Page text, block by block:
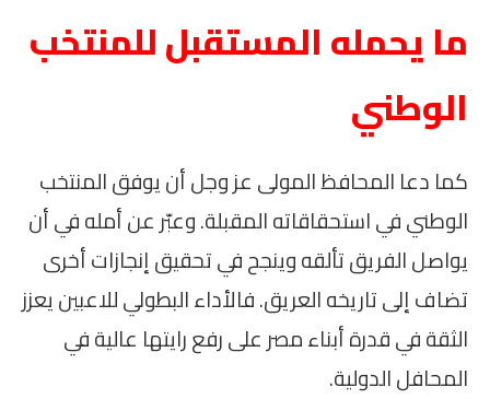
ما يحمله المستقبل للمنتخب
الوطني
كما دعا المحافظ المولى عز وجل أن يوفق المنتخب
الوطني في استحقاقاته المقبلة. وعبّر عن أمله في أن
يواصل الفريق تألقه وينجح في تحقيق إنجازات أخرى
تضاف إلى تاريخه العريق. فالأداء البطولي للاعبين يعزز
الثقة في قدرة أبناء مصر على رفع رايتها عالية في
المحافل الدولية.